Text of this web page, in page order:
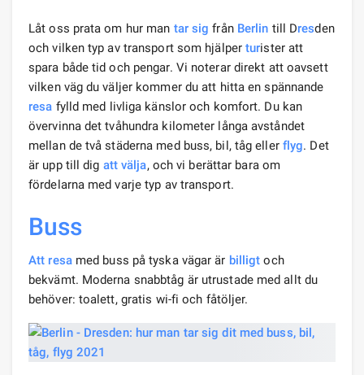
Låt oss prata om hur man tar sig från Berlin till Dresden
och vilken typ av transport som hjälperturister att
spara både tid och pengar. Vi noterar direkt att oavsett
vilken väg du väljer kommer du att hitta en spännande
resa fylld med livliga känslor och komfort. Du kan
övervinna det tvåhundra kilometer långa avståndet
mellan de två städerna med buss, bil, tåg eller flyg. Det
är upp till dig att välja, och vi berättar bara om
fördelarna med varje typ av transport.
Buss
Att resamed buss på tyska vägar är billigt och
bekvämt. Moderna snabbtåg är utrustade med allt du
behöver: toalett, gratis wi-fi och fåtöljer.